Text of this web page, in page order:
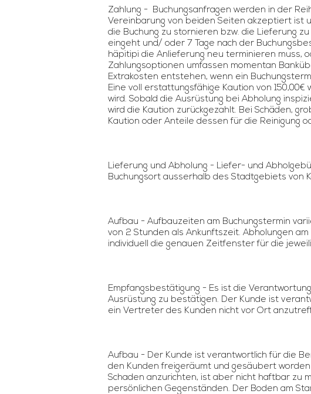
Zahlung - Buchungsanfragen werden in der
Vereinbarung von beiden Seiten akzeptiert ist
die Buchung zu stornieren bzw. die Lieferung
eingeht und/ oder 7 Tage nach der
häpitipi die Anlieferung neu terminieren muss,
Zahlungsoptionen umfassen momentan
Extrakosten entstehen, wenn ein
Eine voll erstattungsfähige Kaution von
wird. Sobald die Ausrüstung bei Abholung
wird die Kaution zurückgezahlt. Bei Schäden,
Kaution oder Anteile dessen für die Reinigung
Lieferung und Abholung - Liefer- und
Buchungsort ausserhalb des Stadtgebiets von
Aufbau - Aufbauzeiten am Buchungstermin
von 2 Stunden als Ankunftszeit. Abholungen
individuell die genauen Zeitfenster für die
Empfangsbestätigung - Es ist die
Ausrüstung zu bestätigen. Der Kunde ist
ein Vertreter des Kunden nicht vor Ort
Aufbau - Der Kunde ist verantwortlich für die
den Kunden freigeräumt und gesäubert
Schaden anzurichten, ist aber nicht haftbar zu
persönlichen Gegenständen. Der Boden am